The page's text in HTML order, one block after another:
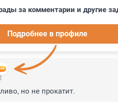
за комментарии и другие
Подробнее в профиле
но не прокатит.